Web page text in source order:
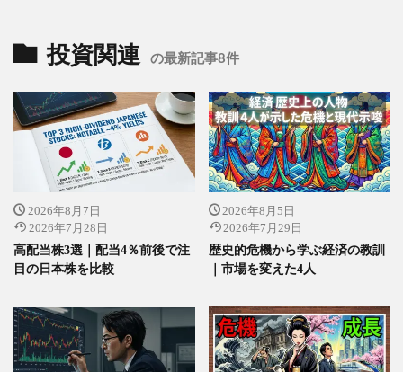
投資関連 の最新記事8件
2026年8月7日
2026年7月28日
高配当株3選｜配当4％前後で注
目の日本株を比較
2026年8月5日
2026年7月29日
歴史的危機から学ぶ経済の教訓
｜市場を変えた4人